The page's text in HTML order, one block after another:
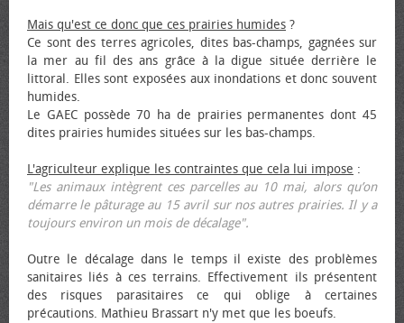
Mais qu'est ce donc que ces prairies humides ?
Ce sont des terres agricoles, dites bas-champs, gagnées sur
la mer au fil des ans grâce à la digue située derrière le
littoral. Elles sont exposées aux inondations et donc souvent
humides.
Le GAEC possède 70 ha de prairies permanentes dont 45
dites prairies humides situées sur les bas-champs.
L'agriculteur explique les contraintes que cela lui impose :
"Les animaux intègrent ces parcelles au 10 mai, alors qu’on
démarre le pâturage au 15 avril sur nos autres prairies. Il y a
toujours environ un mois de décalage".
Outre le décalage dans le temps il existe des problèmes
sanitaires liés à ces terrains. Effectivement ils présentent
des risques parasitaires ce qui oblige à certaines
précautions. Mathieu Brassart n'y met que les bœufs.